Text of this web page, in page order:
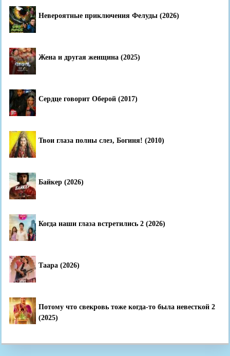
Невероятные приключения Фелуды (2026)
Жена и другая женщина (2025)
Сердце говорит Оберой (2017)
Твои глаза полны слез, Богиня! (2010)
Байкер (2026)
Когда наши глаза встретились 2 (2026)
Таара (2026)
Потому что свекровь тоже когда-то была невесткой 2
(2025)